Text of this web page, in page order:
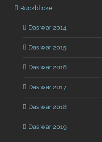
Rückblicke
Das war 2014
Das war 2015
Das war 2016
Das war 2017
Das war 2018
Das war 2019